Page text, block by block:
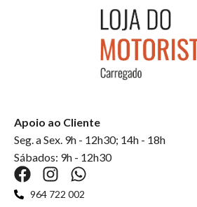
Apoio ao Cliente
Seg. a Sex. 9h - 12h30; 14h - 18h
Sábados: 9h - 12h30
964 722 002